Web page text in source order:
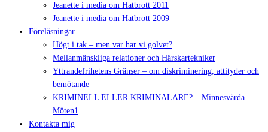
Jeanette i media om Hatbrott 2011
Jeanette i media om Hatbrott 2009
Föreläsningar
Högt i tak – men var har vi golvet?
Mellanmänskliga relationer och Härskartekniker
Yttrandefrihetens Gränser – om diskriminering, attityder och
bemötande
KRIMINELL ELLER KRIMINALARE? – Minnesvärda
Möten1
Kontakta mig